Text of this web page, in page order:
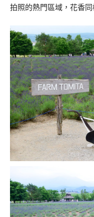
拍照的熱門區域，花香